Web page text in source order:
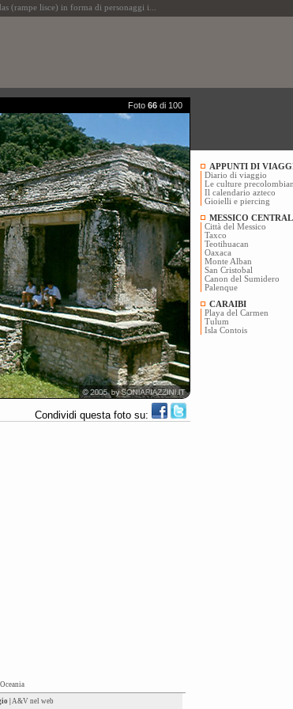
(rampe lisce) in forma di personaggi i...
Foto 66 di 100
Condividi questa foto su:
APPUNTI DI
Diario di viaggio
Le culture
Il calendario azteco
Gioielli e piercing
MESSICO
Città del Messico
Taxco
Teotihuacan
Oaxaca
Monte Alban
San Cristobal
Canon del Sumidero
Palenque
CARAIBI
Playa del Carmen
Tulum
Isla Contois
A&V nel web